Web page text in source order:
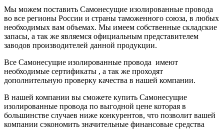
Мы можем поставить Самонесущие изолированные провода
во все регионы России и страны таможенного союза, в любых
необходимых вам объемах. Мы имеем собственные складские
запасы, а так же являемся официальным представителем
заводов производителей данной продукции.
Все Самонесущие изолированные провода имеют
необходимые сертификаты , а так же проходят
дополнительную проверку качества в нашей компании.
В нашей компании вы сможете купить Самонесущие
изолированные провода по выгодной цене которая в
большинстве случаев ниже конкурентов, что позволит вашей
компании сэкономить значительные финансовые средства